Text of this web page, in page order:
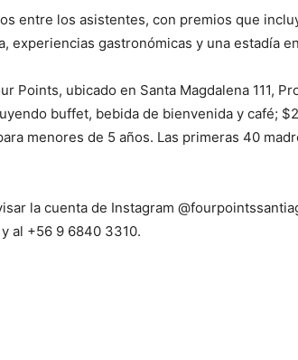
entre los asistentes, con premios que
experiencias gastronómicas y una estadía
Points, ubicado en Santa Magdalena 111,
buffet, bebida de bienvenida y café;
menores de 5 años. Las primeras 40
la cuenta de Instagram
al +56 9 6840 3310.